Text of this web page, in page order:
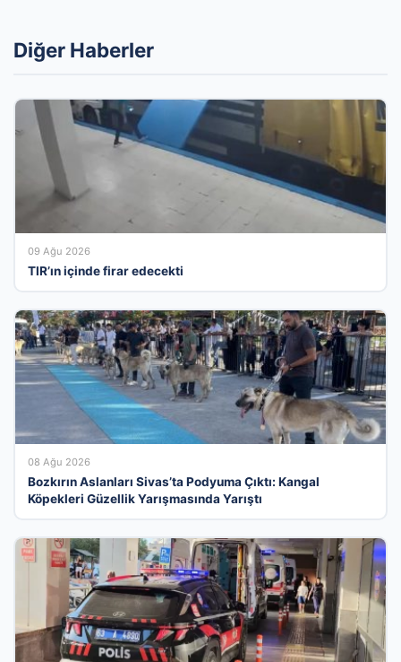
Diğer Haberler
09 Ağu 2026
TIR’ın içinde firar edecekti
08 Ağu 2026
Bozkırın Aslanları Sivas’ta Podyuma Çıktı: Kangal
Köpekleri Güzellik Yarışmasında Yarıştı